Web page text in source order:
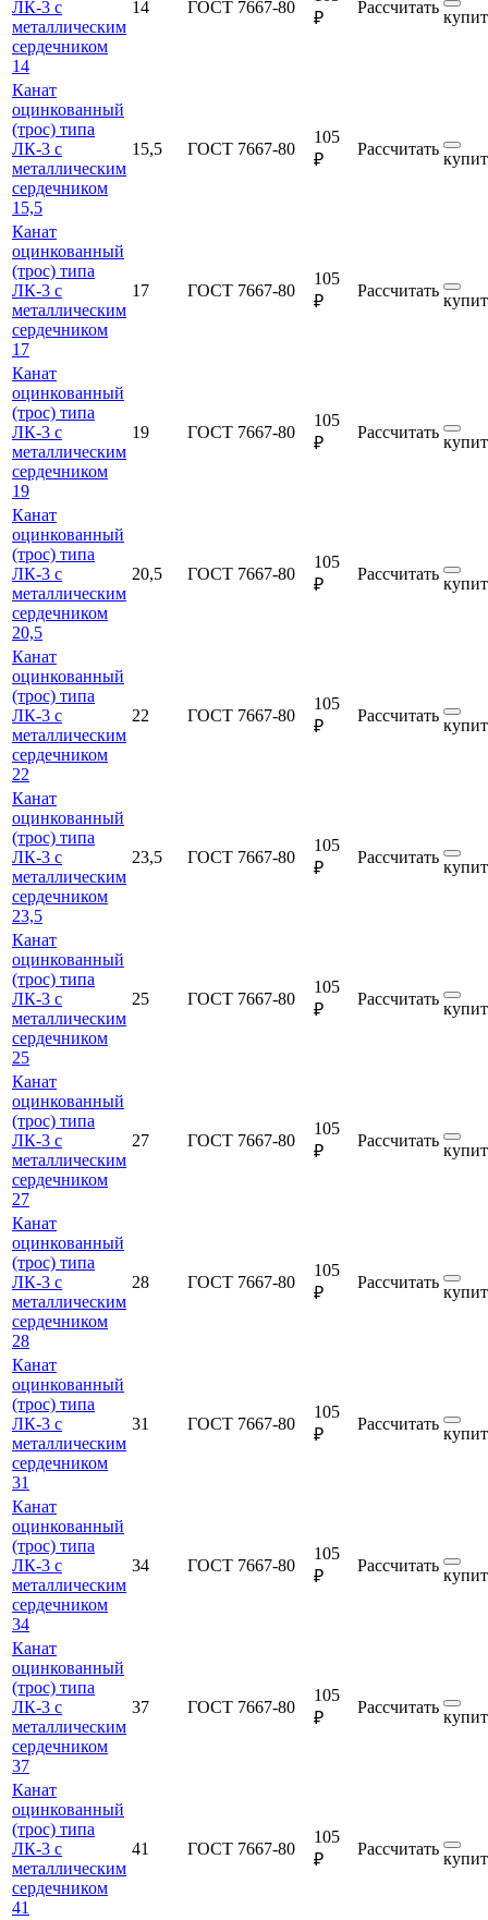
ЛК-3 с
металлическим
сердечником
14
14 ГОСТ 7667-80
₽
Рассчитать
Канат
оцинкованный
(трос) типа
ЛК-3 с
металлическим
сердечником
15,5
15,5 ГОСТ 7667-80
105
₽
Рассчитать
Канат
оцинкованный
(трос) типа
ЛК-3 с
металлическим
сердечником
17
17 ГОСТ 7667-80
105
₽
Рассчитать
Канат
оцинкованный
(трос) типа
ЛК-3 с
металлическим
сердечником
19
19 ГОСТ 7667-80
105
₽
Рассчитать
Канат
оцинкованный
(трос) типа
ЛК-3 с
металлическим
сердечником
20,5
20,5 ГОСТ 7667-80
105
₽
Рассчитать
Канат
оцинкованный
(трос) типа
ЛК-3 с
металлическим
сердечником
22
22 ГОСТ 7667-80
105
₽
Рассчитать
Канат
оцинкованный
(трос) типа
ЛК-3 с
металлическим
сердечником
23,5
23,5 ГОСТ 7667-80
105
₽
Рассчитать
Канат
оцинкованный
(трос) типа
ЛК-3 с
металлическим
сердечником
25
25 ГОСТ 7667-80
105
₽
Рассчитать
Канат
оцинкованный
(трос) типа
ЛК-3 с
металлическим
сердечником
27
27 ГОСТ 7667-80
105
₽
Рассчитать
Канат
оцинкованный
(трос) типа
ЛК-3 с
металлическим
сердечником
28
28 ГОСТ 7667-80
105
₽
Рассчитать
Канат
оцинкованный
(трос) типа
ЛК-3 с
металлическим
сердечником
31
31 ГОСТ 7667-80
105
₽
Рассчитать
Канат
оцинкованный
(трос) типа
ЛК-3 с
металлическим
сердечником
34
34 ГОСТ 7667-80
105
₽
Рассчитать
Канат
оцинкованный
(трос) типа
ЛК-3 с
металлическим
сердечником
37
37 ГОСТ 7667-80
105
₽
Рассчитать
Канат
оцинкованный
(трос) типа
ЛК-3 с
металлическим
сердечником
41
41 ГОСТ 7667-80
105
₽
Рассчитать